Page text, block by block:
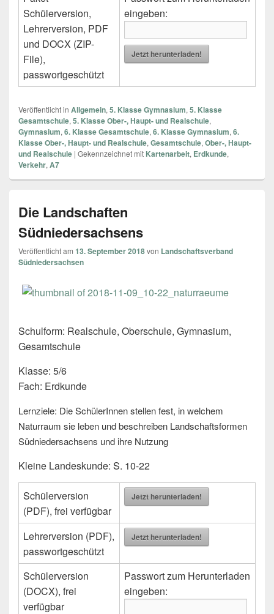
Schülerversion,
Lehrerversion, PDF
und DOCX (ZIP-
File),
passwortgeschützt
eingeben:
Jetzt herunterladen!
Veröffentlicht in Allgemein, 5. Klasse Gymnasium, 5. Klasse
Gesamtschule, 5. Klasse Ober-, Haupt- und Realschule,
Gymnasium, 6. Klasse Gesamtschule, 6. Klasse Gymnasium, 6.
Klasse Ober-, Haupt- und Realschule, Gesamtschule, Ober-, Haupt-
und Realschule | Gekennzeichnet mit Kartenarbeit, Erdkunde,
Verkehr, A7
Die Landschaften
Südniedersachsens
Veröffentlicht am 13. September 2018von Landschaftsverband
Südniedersachsen
Schulform: Realschule, Oberschule, Gymnasium,
Gesamtschule
Klasse: 5/6
Fach: Erdkunde
Lernziele: Die SchülerInnen stellen fest, in welchem
Naturraum sie leben und beschreiben Landschaftsformen
Südniedersachsens und ihre Nutzung
Kleine Landeskunde: S. 10-22
Schülerversion
(PDF), frei verfügbar
Jetzt herunterladen!
Lehrerversion (PDF),
passwortgeschützt
Jetzt herunterladen!
Schülerversion
(DOCX), frei
verfügbar
Passwort zum Herunterladen
eingeben: